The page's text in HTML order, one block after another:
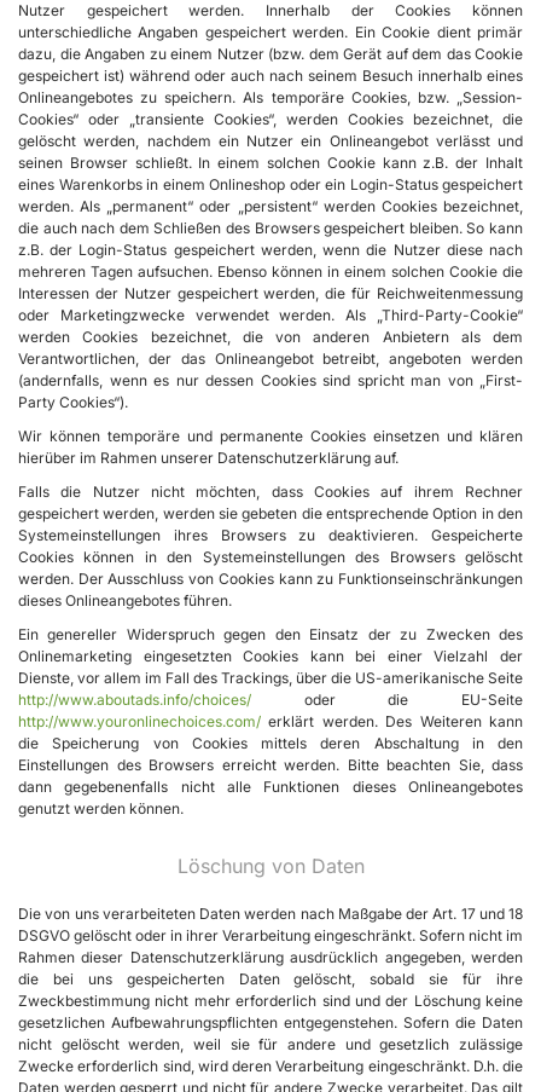
Nutzer gespeichert werden. Innerhalb der Cookies können
unterschiedliche Angaben gespeichert werden. Ein Cookie dient primär
dazu, die Angaben zu einem Nutzer (bzw. dem Gerät auf dem das Cookie
gespeichert ist) während oder auch nach seinem Besuch innerhalb eines
Onlineangebotes zu speichern. Als temporäre Cookies, bzw. „Session-
Cookies“ oder „transiente Cookies“, werden Cookies bezeichnet, die
gelöscht werden, nachdem ein Nutzer ein Onlineangebot verlässt und
seinen Browser schließt. In einem solchen Cookie kann z.B. der Inhalt
eines Warenkorbs in einem Onlineshop oder ein Login-Status gespeichert
werden. Als „permanent“ oder „persistent“ werden Cookies bezeichnet,
die auch nach dem Schließen des Browsers gespeichert bleiben. So kann
z.B. der Login-Status gespeichert werden, wenn die Nutzer diese nach
mehreren Tagen aufsuchen. Ebenso können in einem solchen Cookie die
Interessen der Nutzer gespeichert werden, die für Reichweitenmessung
oder Marketingzwecke verwendet werden. Als „Third-Party-Cookie“
werden Cookies bezeichnet, die von anderen Anbietern als dem
Verantwortlichen, der das Onlineangebot betreibt, angeboten werden
(andernfalls, wenn es nur dessen Cookies sind spricht man von „First-
Party Cookies“).
Wir können temporäre und permanente Cookies einsetzen und klären
hierüber im Rahmen unserer Datenschutzerklärung auf.
Falls die Nutzer nicht möchten, dass Cookies auf ihrem Rechner
gespeichert werden, werden sie gebeten die entsprechende Option in den
Systemeinstellungen ihres Browsers zu deaktivieren. Gespeicherte
Cookies können in den Systemeinstellungen des Browsers gelöscht
werden. Der Ausschluss von Cookies kann zu Funktionseinschränkungen
dieses Onlineangebotes führen.
Ein genereller Widerspruch gegen den Einsatz der zu Zwecken des
Onlinemarketing eingesetzten Cookies kann bei einer Vielzahl der
Dienste, vor allem im Fall des Trackings, über die US-amerikanische Seite
http://www.aboutads.info/choices/ oder die EU-Seite
http://www.youronlinechoices.com/ erklärt werden. Des Weiteren kann
die Speicherung von Cookies mittels deren Abschaltung in den
Einstellungen des Browsers erreicht werden. Bitte beachten Sie, dass
dann gegebenenfalls nicht alle Funktionen dieses Onlineangebotes
genutzt werden können.
Löschung von Daten
Die von uns verarbeiteten Daten werden nach Maßgabe der Art. 17 und 18
DSGVO gelöscht oder in ihrer Verarbeitung eingeschränkt. Sofern nicht im
Rahmen dieser Datenschutzerklärung ausdrücklich angegeben, werden
die bei uns gespeicherten Daten gelöscht, sobald sie für ihre
Zweckbestimmung nicht mehr erforderlich sind und der Löschung keine
gesetzlichen Aufbewahrungspflichten entgegenstehen. Sofern die Daten
nicht gelöscht werden, weil sie für andere und gesetzlich zulässige
Zwecke erforderlich sind, wird deren Verarbeitung eingeschränkt. D.h. die
Daten werden gesperrt und nicht für andere Zwecke verarbeitet. Das gilt